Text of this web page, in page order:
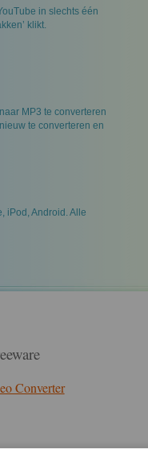
in slechts één
klikt.
MP3 te converteren
te converteren en
iPod, Android. Alle
Converter